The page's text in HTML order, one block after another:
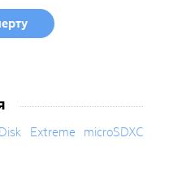
Extreme microSDXC